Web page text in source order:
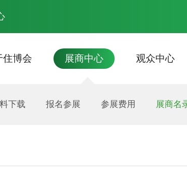
住博会
往届回顾 展会照片 联系我们
展商中心
下载 报名参展 参展费用 展商名
观众中心
观众登记 交通住宿 资料
最新会议 开幕见面会 技
新闻中心